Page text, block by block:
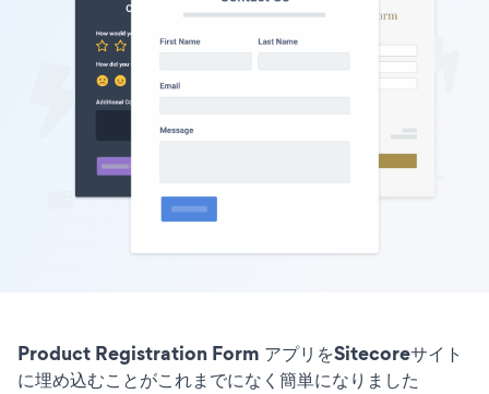
Product Registration Form アプリをSitecoreサイト
に埋め込むことがこれまでになく簡単になりました